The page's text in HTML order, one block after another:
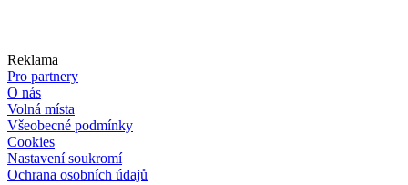
Reklama
Pro partnery
O nás
Volná místa
Všeobecné podmínky
Cookies
Nastavení soukromí
Ochrana osobních údajů